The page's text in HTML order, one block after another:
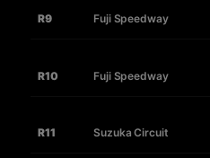
R9 Fuji Speedway
R10 Fuji Speedway
R11 Suzuka Circuit